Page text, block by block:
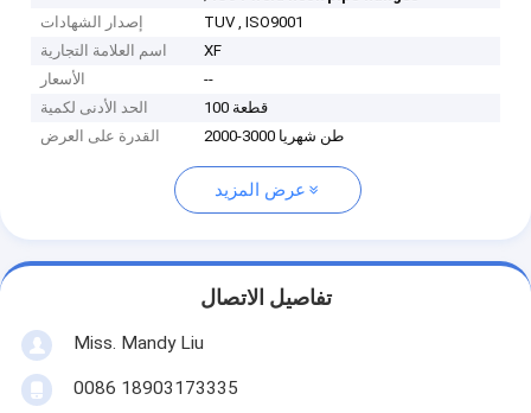
إصدار الشهادات
TUV , ISO9001
اسم العلامة التجارية
XF
الأسعار
--
الحد الأدنى لكمية
100 قطعة
القدرة على العرض
2000-3000 طن شهريا
عرض المزيد
تفاصيل الاتصال
Miss. Mandy Liu
0086 18903173335